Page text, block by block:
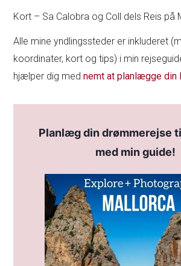
Kort – Sa Calobra og Coll dels Reis på
Alle mine yndlingssteder er inkluderet
koordinater, kort og tips) i min
hjælper dig mednemt at planlægge din
Planlæg din drømmerejse
med min guide!